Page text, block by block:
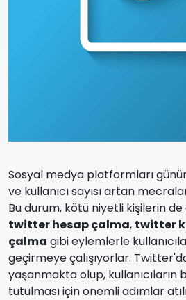
Sosyal medya platformları
ve kullanıcı sayısı artan
Bu durum, kötü niyetli kişilerin
twitter hesap çalma, twitter
çalma gibi eylemlerle
geçirmeye çalışıyorlar.
yaşanmakta olup, kullanıcıların
tutulması için önemli adımlar